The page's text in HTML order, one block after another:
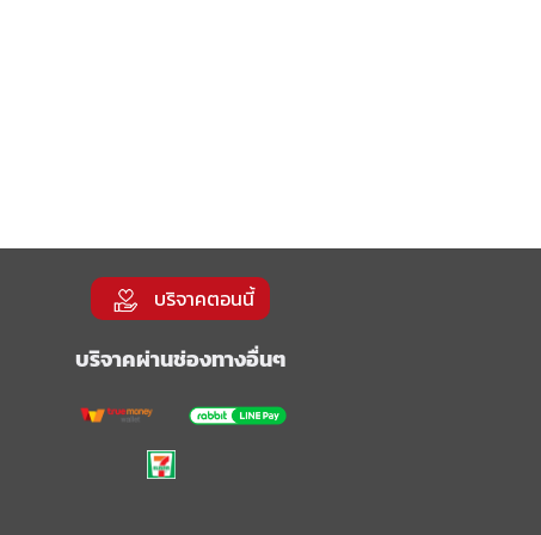
บริจาคตอนนี้
บริจาคผ่านช่องทางอื่นๆ